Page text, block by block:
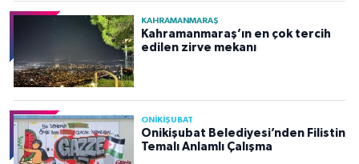
KAHRAMANMARAŞ
Kahramanmaraş’ın en çok tercih
edilen zirve mekanı
ONİKİŞUBAT
Onikişubat Belediyesi’nden Filistin
Temalı Anlamlı Çalışma